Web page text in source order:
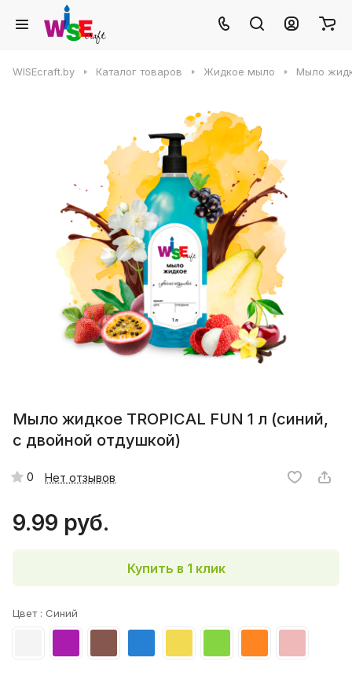
WISEcraft.by Каталог товаров Жидкое мыло Мыло
Мыло жидкое TROPICAL FUN 1 л (синий,
с двойной отдушкой)
0 Нет отзывов
9.99 руб.
Купить в 1 клик
Цвет : Синий